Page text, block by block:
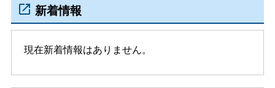
新着情報
現在新着情報はありません。